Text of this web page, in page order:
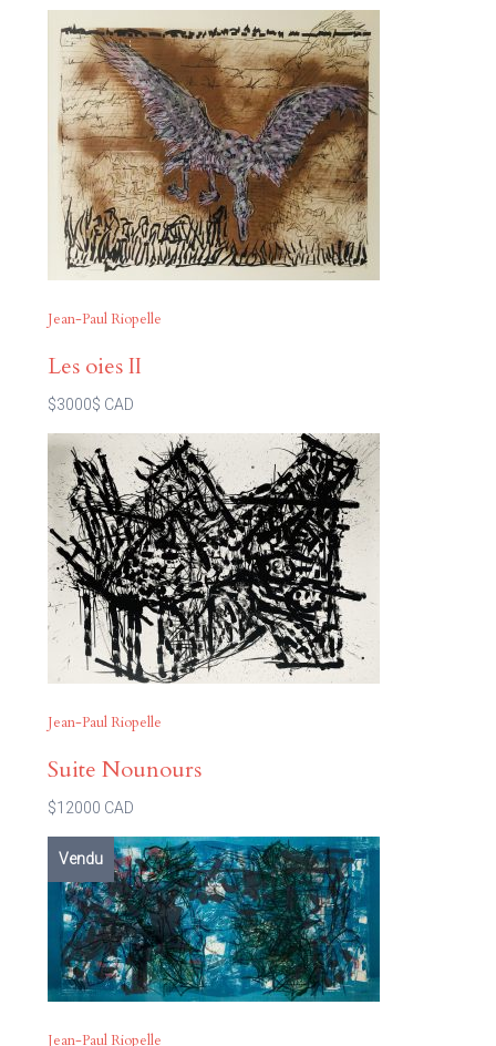
Jean-Paul Riopelle
Les oies II
$3000$ CAD
Jean-Paul Riopelle
Suite Nounours
$12000 CAD
Vendu
Jean-Paul Riopelle